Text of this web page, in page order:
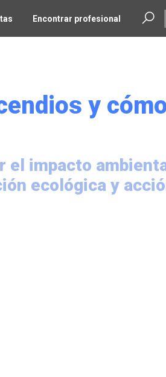
Encontrar profesional
y
el impacto
ecológica y